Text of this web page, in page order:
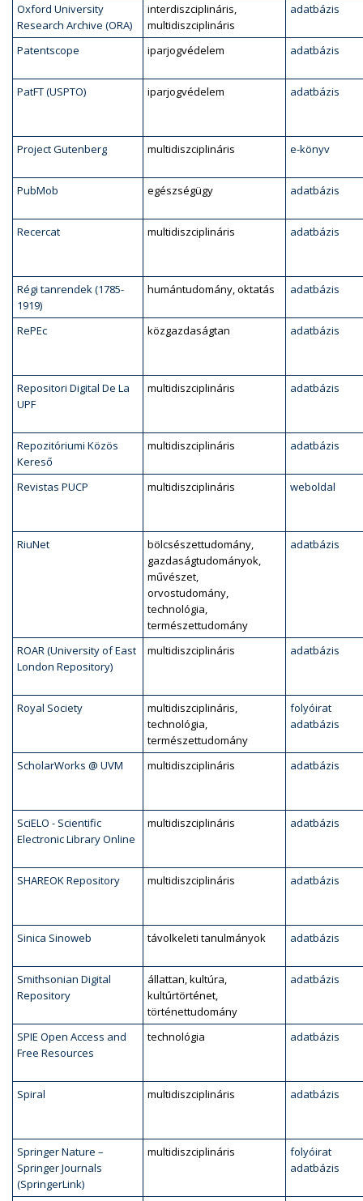
Oxford University
Research Archive (ORA)
interdiszciplináris,
multidiszciplináris
adatbázis
Patentscope iparjogvédelem adatbázis
PatFT (USPTO) iparjogvédelem adatbázis
Project Gutenberg multidiszciplináris e-könyv
PubMob egészségügy adatbázis
Recercat multidiszciplináris adatbázis
Régi tanrendek (1785-
1919)
humántudomány, oktatás adatbázis
RePEc közgazdaságtan adatbázis
Repositori Digital De La
UPF
multidiszciplináris adatbázis
Repozitóriumi Közös
Kereső
multidiszciplináris adatbázis
Revistas PUCP multidiszciplináris weboldal
RiuNet
bölcsészettudomány,
gazdaságtudományok,
művészet,
orvostudomány,
technológia,
természettudomány
adatbázis
ROAR (University of East
London Repository)
multidiszciplináris adatbázis
Royal Society
multidiszciplináris,
technológia,
természettudomány
folyóirat
adatbázis
ScholarWorks @ UVM multidiszciplináris adatbázis
SciELO - Scientific
Electronic Library Online
multidiszciplináris adatbázis
SHAREOK Repository multidiszciplináris adatbázis
Sinica Sinoweb távolkeleti tanulmányok adatbázis
Smithsonian Digital
Repository
állattan, kultúra,
kultúrtörténet,
történettudomány
adatbázis
SPIE Open Access and
Free Resources
technológia adatbázis
Spiral multidiszciplináris adatbázis
Springer Nature –
Springer Journals
(SpringerLink)
multidiszciplináris
folyóirat
adatbázis